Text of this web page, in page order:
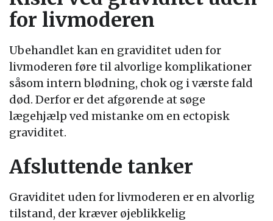
for livmoderen
Ubehandlet kan en graviditet uden for
livmoderen føre til alvorlige komplikationer
såsom intern blødning, chok og i værste fald
død. Derfor er det afgørende at søge
lægehjælp ved mistanke om en ectopisk
graviditet.
Afsluttende tanker
Graviditet uden for livmoderen er en alvorlig
tilstand, der kræver øjeblikkelig